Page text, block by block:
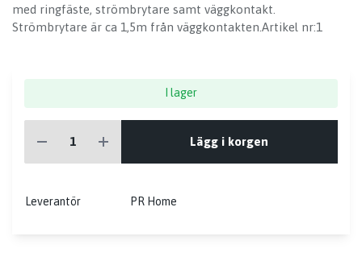
med ringfäste, strömbrytare samt väggkontakt.
Strömbrytare är ca 1,5m från väggkontakten.Artikel nr:1
I lager
Lägg i korgen
Leverantör PR Home